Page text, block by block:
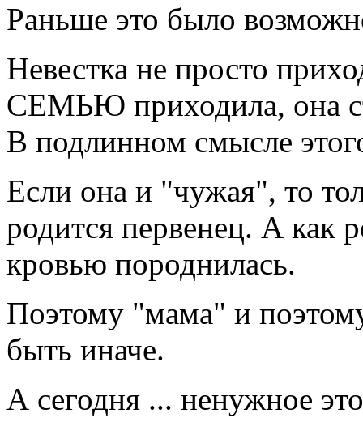
Раньше это было
Невестка не просто
СЕМЬЮ приходила, она
В подлинном смысле
Если она и "чужая", то
родится первенец. А как
кровью породнилась.
Поэтому "мама" и
быть иначе.
А сегодня ... ненужное